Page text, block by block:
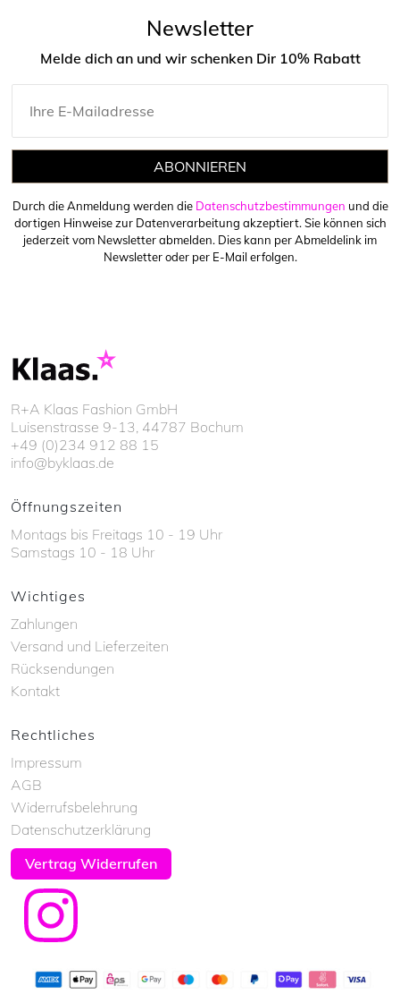
Newsletter
Melde dich an und wir schenken Dir 10% Rabatt
ABONNIEREN
Durch die Anmeldung werden die Datenschutzbestimmungen und die
dortigen Hinweise zur Datenverarbeitung akzeptiert. Sie können sich
jederzeit vom Newsletter abmelden. Dies kann per Abmeldelink im
Newsletter oder per E-Mail erfolgen.
R+A Klaas Fashion GmbH
Luisenstrasse 9-13, 44787 Bochum
+49 (0)234 912 88 15
info@byklaas.de
Öffnungszeiten
Montags bis Freitags 10 - 19 Uhr
Samstags 10 - 18 Uhr
Wichtiges
Zahlungen
Versand und Lieferzeiten
Rücksendungen
Kontakt
Rechtliches
Impressum
AGB
Widerrufsbelehrung
Datenschutzerklärung
Vertrag Widerrufen